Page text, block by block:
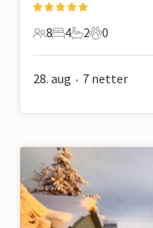
8 Gjester
8
4 Soverom
4
2 Bad
2
0 Kjæledyr
0
28. aug • 7 netter